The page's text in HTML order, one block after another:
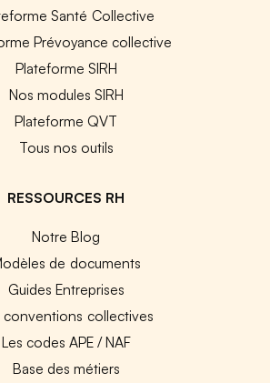
Santé Collective
Prévoyance collective
Plateforme SIRH
Nos modules SIRH
Plateforme QVT
Tous nos outils
RESSOURCES RH
Notre Blog
de documents
Guides Entreprises
conventions collectives
Les codes APE / NAF
Base des métiers